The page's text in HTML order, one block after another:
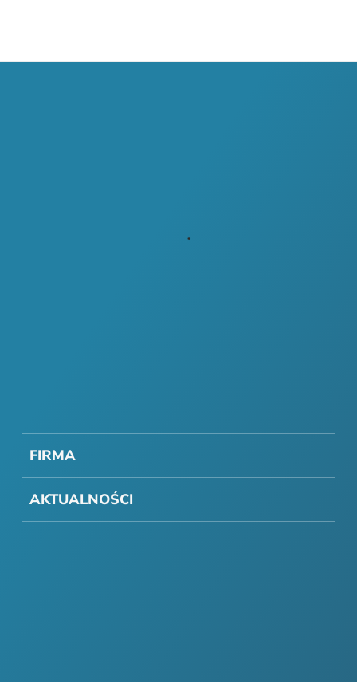
FIRMA
AKTUALNOŚCI